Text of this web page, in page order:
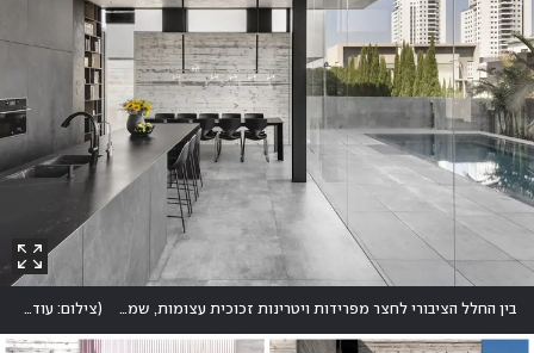
בין החלל הציבורי לחצר מפרידות ויטרינות זכוכית עצומות, שמציפות את החלל האפור באור יום (צילום: עודד סמדר